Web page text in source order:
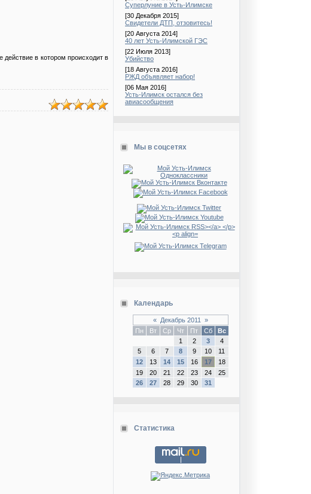
в котором происходит в
Суперлуние в Усть-Илимске
[30 Декабря 2015]
Свидетели ДТП, отзовитесь!
[20 Августа 2014]
40 лет Усть-Илимской ГЭС
[22 Июля 2013]
Убийство
[18 Августа 2016]
РЖД объявляет набор!
[06 Мая 2016]
Усть-Илимск остался без
авиасообщения
Мы в соцсетях
Календарь
« Декабрь 2011
»
Пн
Вт Ср Чт Пт Сб
Вс
1
2 3
4
5
6 7 8 9 10
11
12
13 14 15 16 17
18
19
20 21 22 23 24
25
26
27 28 29 30 31
Статистика